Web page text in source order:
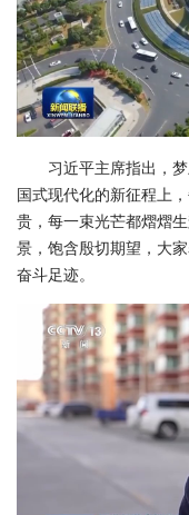
习近平主席指出，
国式现代化的新征程上
贵，每一束光芒都熠熠
景，饱含殷切期望，大
奋斗足迹。